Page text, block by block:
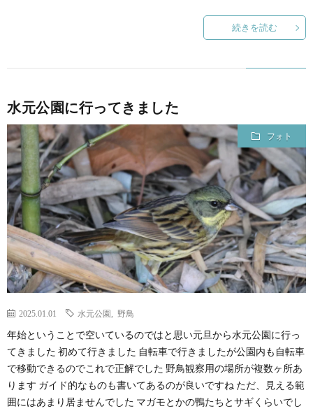
続きを読む
水元公園に行ってきました
フォト
2025.01.01 水元公園 野鳥
年始ということで空いているのではと思い元旦から水元公園に行っ
てきました 初めて行きました 自転車で行きましたが公園内も自転車
で移動できるのでこれで正解でした 野鳥観察用の場所が複数ヶ所あ
ります ガイド的なものも書いてあるのが良いですね ただ、見える範
囲にはあまり居ませんでした マガモとかの鴨たちとサギくらいでし